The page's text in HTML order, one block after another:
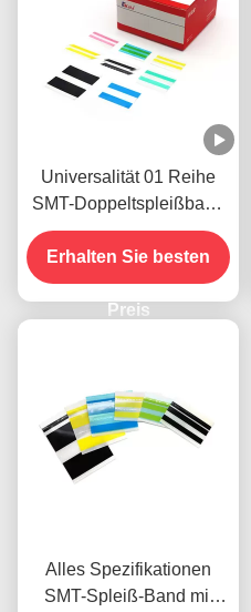
Universalität 01 Reihe
SMT-Doppeltspleißband
mit den doppelten
prägeartigen Punkten
entworfen, alle Größen
des
Erhalten Sie besten
Preis
Alles Spezifikationen
SMT-Spleiß-Band mit